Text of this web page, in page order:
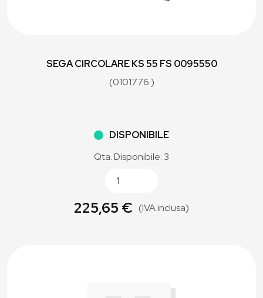
SEGA CIRCOLARE KS 55 FS 0095550
(0101776 )
DISPONIBILE
Qta. Disponibile: 3
225,65 € (IVA inclusa)